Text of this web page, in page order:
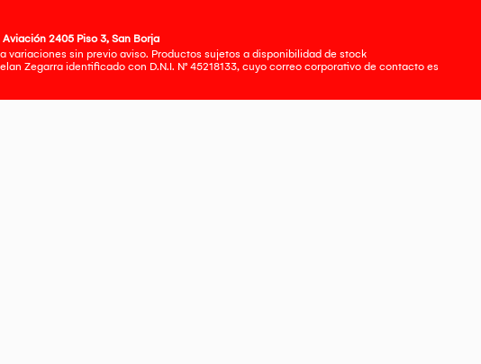
2405 Piso 3, San Borja
sin previo aviso. Productos sujetos a disponibilidad de stock
Zegarra identificado con D.N.I. N° 45218133, cuyo correo corporativo de contacto es